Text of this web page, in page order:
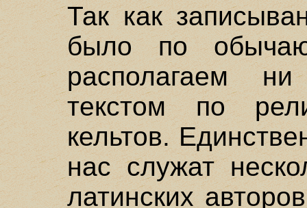
Так как
было по
располагаем
текстом по
кельтов.
нас служат
латинских